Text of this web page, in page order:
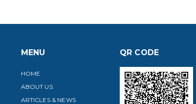
MENU
HOME
ABOUT US
ARTICLES & NEWS
QR CODE